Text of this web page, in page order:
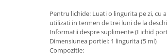
Pentru lichide: Luati o lingurita pe zi, cu
utilizati in termen de trei luni de la
Informatii despre suplimente (Lichid
Dimensiunea portiei: 1 lingurita (5 ml)
Compozitie: